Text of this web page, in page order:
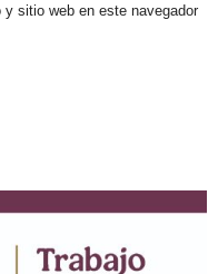
sitio web en este navegador